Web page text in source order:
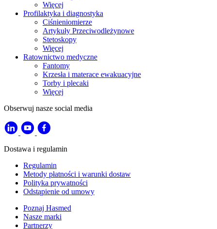
Więcej
Profilaktyka i diagnostyka
Ciśnieniomierze
Artykuły Przeciwodleżynowe
Stetoskopy
Więcej
Ratownictwo medyczne
Fantomy
Krzesła i materace ewakuacyjne
Torby i plecaki
Więcej
Obserwuj nasze social media
Dostawa i regulamin
Regulamin
Metody płatności i warunki dostaw
Polityka prywatności
Odstąpienie od umowy
Poznaj Hasmed
Nasze marki
Partnerzy